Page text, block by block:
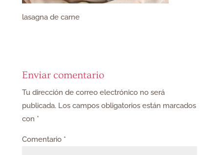
lasagna de carne
Enviar comentario
Tu dirección de correo electrónico no será
publicada. Los campos obligatorios están marcados
con *
Comentario *